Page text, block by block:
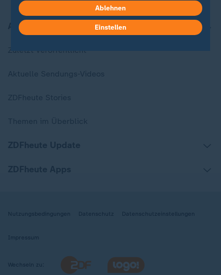
Aktuell bei ZDFheute
Zuletzt veröffentlicht
Nutzungsbedingungen Datenschutz Datenschutzeinstellungen
Impressum
Wechseln zu:
Ablehnen
Einstellen